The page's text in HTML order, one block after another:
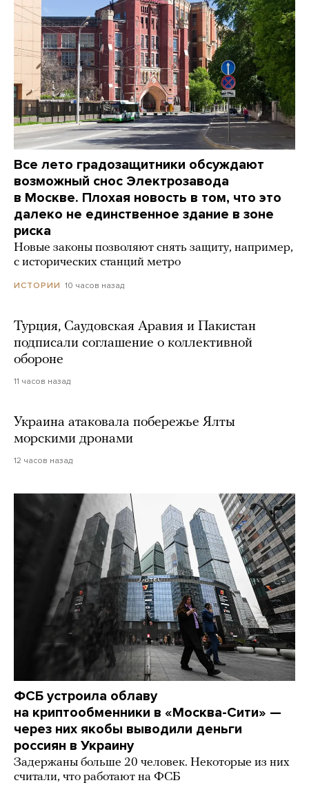
Все лето градозащитники обсуждают
возможный снос Электрозавода
в Москве. Плохая новость в том, что это
далеко не единственное здание в зоне
риска
Новые законы позволяют снять защиту, например,
с исторических станций метро
ИСТОРИИ 10 часов назад
Турция, Саудовская Аравия и Пакистан
подписали соглашение о коллективной
обороне
11 часов назад
Украина атаковала побережье Ялты
морскими дронами
12 часов назад
ФСБ устроила облаву
на криптообменники в «Москва-Сити» —
через них якобы выводили деньги
россиян в Украину
Задержаны больше 20 человек. Некоторые из них
считали, что работают на ФСБ